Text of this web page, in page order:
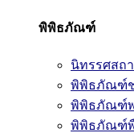
พิพิธภัณฑ์
นิทรรศสถ
พิพิธภัณฑ์
พิพิธภัณฑ์พ
พิพิธภัณฑ์